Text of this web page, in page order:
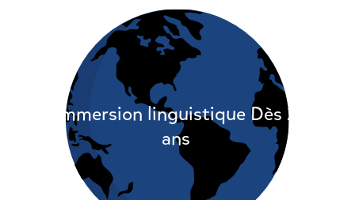
Immersion linguistique Dès 2
ans